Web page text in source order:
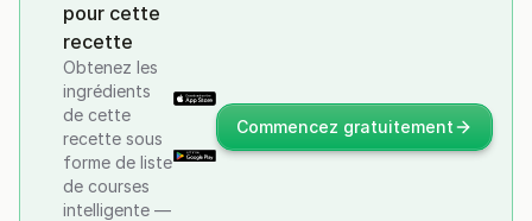
pour cette
recette
Obtenez les
ingrédients
de cette
recette sous
forme de liste
de courses
intelligente —
Commencez gratuitement